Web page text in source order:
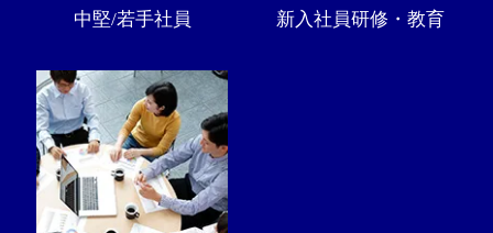
中堅/若手社員 新入社員研修・教育